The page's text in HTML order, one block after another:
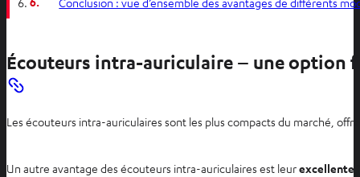
Écouteurs intra-auriculaire – une option
Les écouteurs intra-auriculaires sont les plus compacts du marché,
Un autre avantage des écouteurs intra-auriculaires est leurexcellente